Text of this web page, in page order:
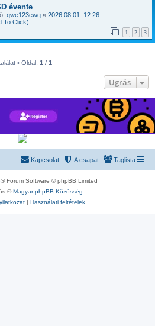
évente
qwe123ewq « 2026.08.01. 12:26
To Click)
1 2 3
• Oldal: 1 / 1
Ugrás
Taglista
A csapat
Kapcsolat
® Forum Software © phpBB Limited
©Magyar phpBB Közösség
| Használati feltételek